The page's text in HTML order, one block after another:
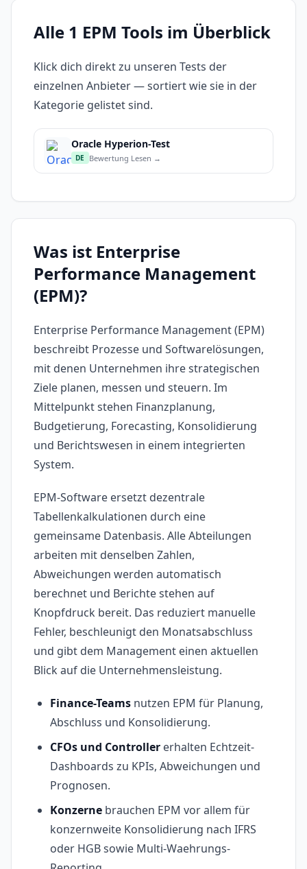
Alle 1 EPM Tools im Überblick
Klick dich direkt zu unseren Tests der
einzelnen Anbieter — sortiert wie sie in der
Kategorie gelistet sind.
Oracle Hyperion-Test
DE Bewertung Lesen →
Was ist Enterprise
Performance Management
(EPM)?
Enterprise Performance Management (EPM)
beschreibt Prozesse und Softwarelösungen,
mit denen Unternehmen ihre strategischen
Ziele planen, messen und steuern. Im
Mittelpunkt stehen Finanzplanung,
Budgetierung, Forecasting, Konsolidierung
und Berichtswesen in einem integrierten
System.
EPM-Software ersetzt dezentrale
Tabellenkalkulationen durch eine
gemeinsame Datenbasis. Alle Abteilungen
arbeiten mit denselben Zahlen,
Abweichungen werden automatisch
berechnet und Berichte stehen auf
Knopfdruck bereit. Das reduziert manuelle
Fehler, beschleunigt den Monatsabschluss
und gibt dem Management einen aktuellen
Blick auf die Unternehmensleistung.
Finance-Teams nutzen EPM für Planung,
Abschluss und Konsolidierung.
CFOs und Controller erhalten Echtzeit-
Dashboards zu KPIs, Abweichungen und
Prognosen.
Konzerne brauchen EPM vor allem für
konzernweite Konsolidierung nach IFRS
oder HGB sowie Multi-Waehrungs-